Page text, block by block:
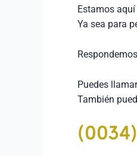
Estamos
Ya sea para
Puedes
También